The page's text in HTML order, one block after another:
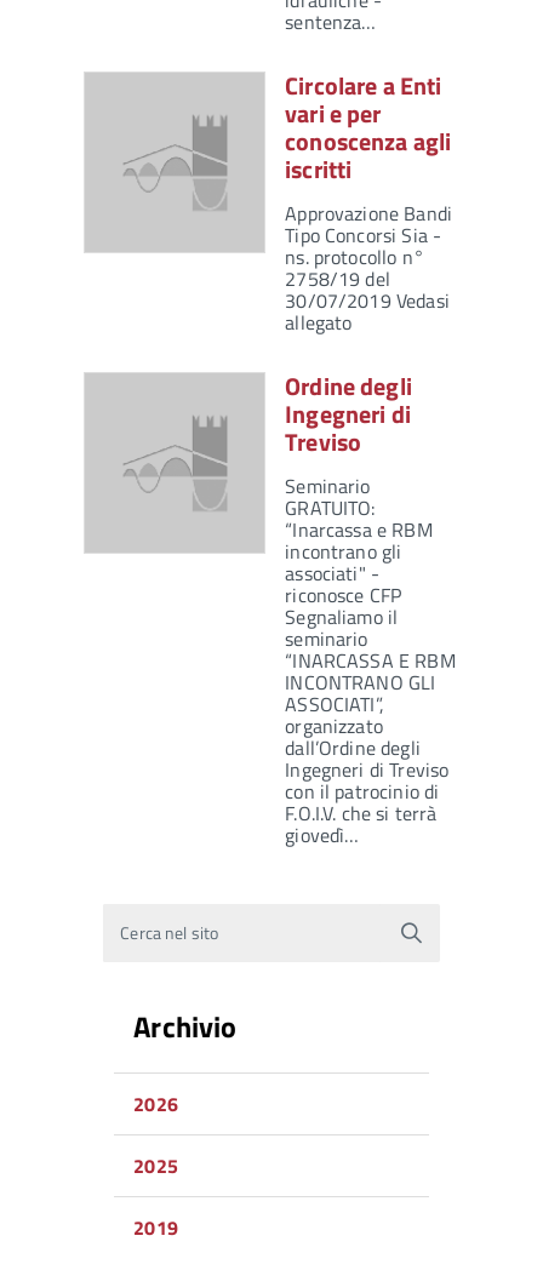
sentenza…
Circolare a Enti
vari e per
conoscenza agli
iscritti
Approvazione Bandi
Tipo Concorsi Sia -
ns. protocollo n°
2758/19 del
30/07/2019 Vedasi
allegato
Ordine degli
Ingegneri di
Treviso
Seminario
GRATUITO:
“Inarcassa e RBM
incontrano gli
associati" -
riconosce CFP
Segnaliamo il
seminario
“INARCASSA E RBM
INCONTRANO GLI
ASSOCIATI”,
organizzato
dall’Ordine degli
Ingegneri di Treviso
con il patrocinio di
F.O.I.V. che si terrà
giovedì…
Cerca nel sito
Archivio
2026
2025
2019